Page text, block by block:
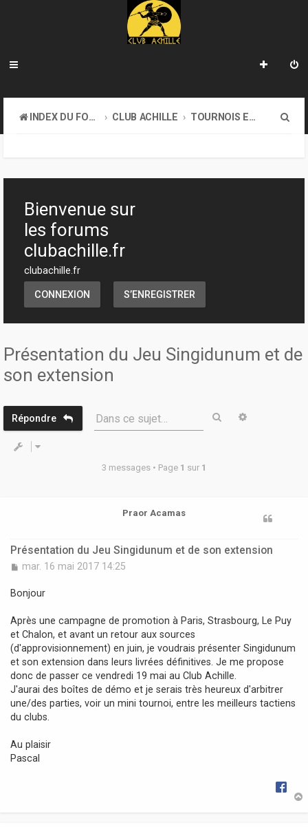
INDEX DU FORUM CLUB ACHILLE TOURNOIS ET EVENEMENTS
h
Bienvenue sur
les forums
clubachille.fr
clubachille.fr
CONNEXION S’ENREGISTRER
Présentation du Jeu Singidunum et de
son extension
Répondre Dans ce sujet… Rechercher
3 messages • Page 1 sur 1
Praor Acamas
Présentation du Jeu Singidunum et de son extension
M
s
g
e
mar. 16 mai 2017 14:25
Bonjour
Après une campagne de promotion à Paris, Strasbourg, Le Puy
et Chalon, et avant un retour aux sources
(d'approvisionnement) en juin, je voudrais présenter Singidunum
et son extension dans leurs livrées définitives. Je me propose
donc de passer ce vendredi 19 mai au Club Achille.
J'aurai des boîtes de démo et je serais très heureux d'arbitrer
une/des parties, voir un mini tournoi, entre les meilleurs tactiens
du clubs.
Au plaisir
Pascal